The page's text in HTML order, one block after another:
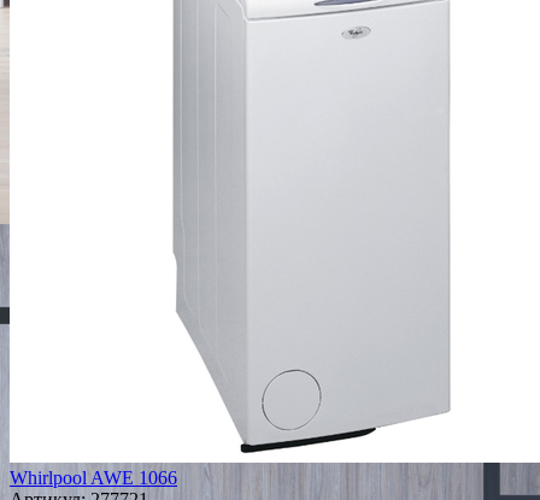
Whirlpool AWE 1066